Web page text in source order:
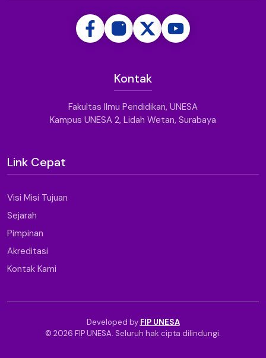
Kontak
Fakultas Ilmu Pendidikan, UNESA
Kampus UNESA 2, Lidah Wetan, Surabaya
Link Cepat
Visi Misi Tujuan
Sejarah
Pimpinan
Akreditasi
Kontak Kami
© 2026 FIP UNESA. Seluruh hak cipta dilindungi.
Developed byFIP UNESA